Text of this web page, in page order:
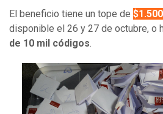
El beneficio tiene un tope de
disponible el 26 y 27 de octubre, o
de 10 mil códigos.